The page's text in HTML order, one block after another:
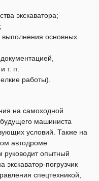
экскаватора;
выполнения основных
т. п.
работы).
на самоходной
машиниста
условий. Также на
автодроме
руководит опытный
экскаватор-погрузчик
спецтехникой,